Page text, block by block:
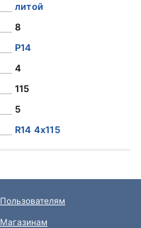
литой
8
Р14
4
115
5
R14 4x115
Пользователям
Магазинам